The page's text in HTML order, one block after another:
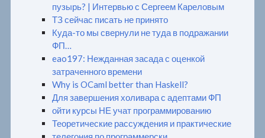
пузырь? | Интервью с Сергеем Кареловым
ТЗ сейчас писать не принято
Куда-то мы свернули не туда в подражании
ФП…
eao197: Нежданная засада с оценкой
затраченного времени
Why is OCaml better than Haskell?
Для завершения холивара с адептами ФП
ойти курсы НЕ учат программированию
Теоретические рассуждения и практические